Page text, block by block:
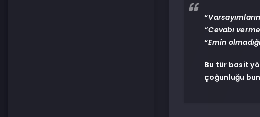
“Cevabı
“Emin
Bu tür basit
çoğunluğu